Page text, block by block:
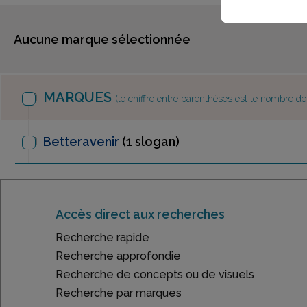
Aucune marque sélectionnée
MARQUES (le chiffre entre parenthèses est le nombre
Betteravenir (1 slogan)
Accès direct aux recherches
Recherche rapide
Recherche approfondie
Recherche de concepts ou de visuels
Recherche par marques